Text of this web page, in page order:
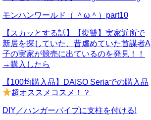
モンハンワールド（ ＾ω＾）part10
【スカッとする話】【復讐】実家近所で
新居を探していた、昔虐めていた首謀者A
子の実家が競売に出ているのを発見！！
→購入したら
【100均購入品】DAISO Seriaでの購入品
超オススメコスメ！？
DIY／ハンガーパイプに支柱を付ける!